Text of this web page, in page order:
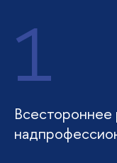
1
Всестороннее